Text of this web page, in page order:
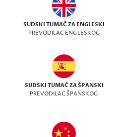
SUDSKI TUMAČ ZA ENGLESKI
PREVODILAC ENGLESKOG
SUDSKI TUMAČ ZA ŠPANSKI
PREVODILAC ŠPANSKOG